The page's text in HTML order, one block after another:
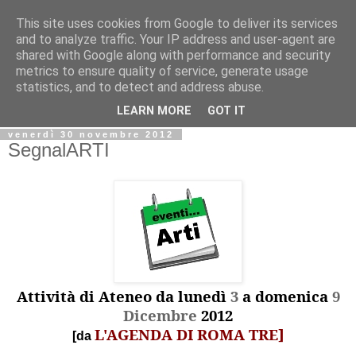
Biblio@rti in
Il Blog della Biblioteca di Area delle arti per condividere
informazioni iniziative incontri
venerdì 30 novembre 2012
SegnalARTI
Attività di Ateneo da lunedì 3 a domenica 9
Dicembre 2012
[da L'AGENDA DI ROMA TRE]
This site uses cookies from Google to deliver its services
and to analyze traffic. Your IP address and user-agent are
shared with Google along with performance and security
metrics to ensure quality of service, generate usage
statistics, and to detect and address abuse.
LEARN MORE GOT IT